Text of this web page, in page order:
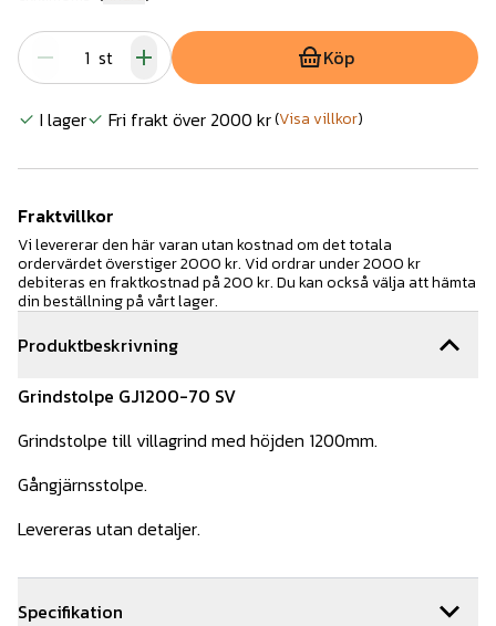
Produktbeskrivning
Grindstolpe GJ1200-70 SV
Grindstolpe till villagrind med höjden 1200mm.
Gångjärnsstolpe.
Levereras utan detaljer.
Specifikation
st Köp
I lager Fri frakt över 2000 kr(Visa villkor)
Fraktvillkor
Vi levererar den här varan utan kostnad om det totala
ordervärdet överstiger 2000 kr. Vid ordrar under 2000 kr
debiteras en fraktkostnad på 200 kr. Du kan också välja att hämta
din beställning på vårt lager.